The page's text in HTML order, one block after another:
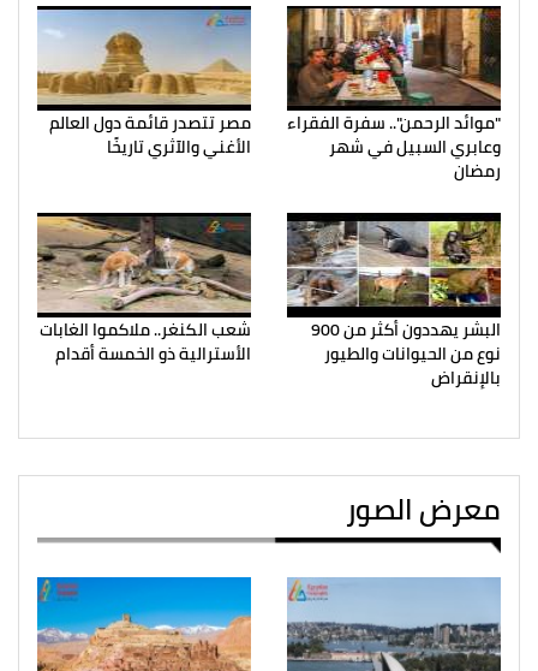
"موائد الرحمن".. سفرة الفقراء
وعابري السبيل في شهر
رمضان
مصر تتصدر قائمة دول العالم
الأغني والآثري تاريخًا
البشر يهددون أكثر من 900
نوع من الحيوانات والطيور
بالإنقراض
شعب الكنغر.. ملاكموا الغابات
الأسترالية ذو الخمسة أقدام
معرض الصور